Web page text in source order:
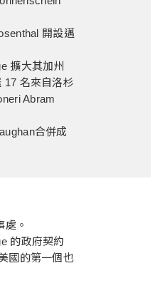
開設邁
擴大其加州
17 名來自洛杉
Abram
合併成
處。
的政府契約
國的第一個也